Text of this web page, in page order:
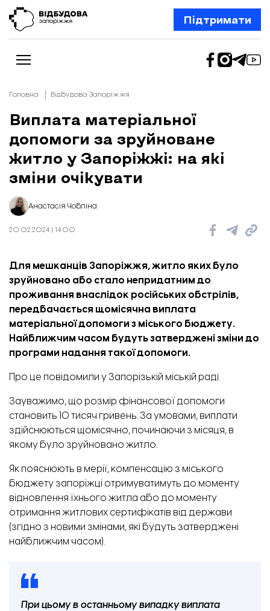
Підтримати
Новини
Відбудова Запоріжжя
Ексклюзив
Бізнес
Шлях додому
Колонки
Про нас
Редакційна політика
Головна Відбудова Запоріжжя
Виплата матеріальної
допомоги за зруйноване
житло у Запоріжжі: на які
зміни очікувати
Анастасія Чобліна
20.02.2024 | 14:00
Для мешканців Запоріжжя, житло яких було
зруйновано або стало непридатним до
проживання внаслідок російських обстрілів,
передбачається щомісячна виплата
матеріальної допомоги з міського бюджету.
Найближчим часом будуть затверджені зміни до
програми надання такої допомоги.
Про це повідомили у Запорізькій міській раді.
Зауважимо, що розмір фінансової допомоги
становить 10 тисяч гривень. За умовами, виплати
здійснюються щомісячно, починаючи з місяця, в
якому було зруйновано житло.
Як пояснюють в мерії, компенсацію з міського
бюджету запоріжці отримуватимуть до моменту
відновлення їхнього житла або до моменту
отримання житлових сертифікатів від держави
(згідно з новими змінами, які будуть затверджені
найближчим часом).
При цьому в останньому випадку виплата